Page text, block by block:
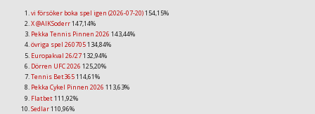
vi försöker boka spel igen (2026-07-20)154,15%
X @AIKSoderr147,14%
Pekka Tennis Pinnen 2026 143,44%
övriga spel 260705134,84%
Europakval 26/27132,94%
Dörren UFC 2026 125,20%
Tennis Bet365114,61%
Pekka Cykel Pinnen 2026 113,63%
Flatbet111,92%
Sedlar110,96%